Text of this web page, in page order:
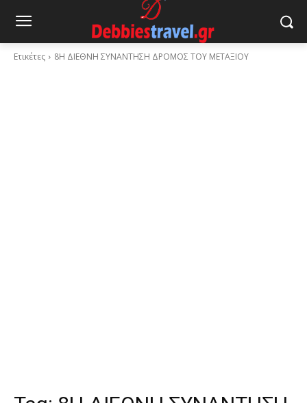
Ετικέτες 8Η ΔΙΕΘΝΗ ΣΥΝΑΝΤΗΣΗ ΔΡΟΜΟΣ ΤΟΥ ΜΕΤΑΞΙΟΥ